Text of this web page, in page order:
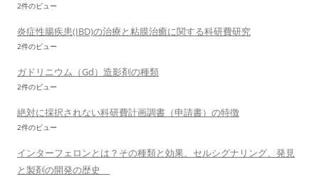
2件のビュー
炎症性腸疾患(IBD)の治療と粘膜治癒に関する科研費研究
2件のビュー
ガドリニウム（Gd）造影剤の種類
2件のビュー
絶対に採択されない科研費計画調書（申請書）の特徴
2件のビュー
インターフェロンとは？その種類と効果、セルシグナリング、発見
と製剤の開発の歴史